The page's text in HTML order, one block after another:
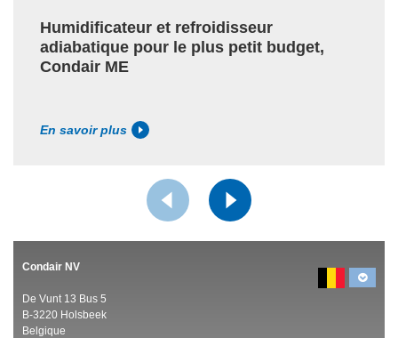
Humidificateur et refroidisseur
adiabatique pour le plus petit budget,
Condair ME
En savoir plus
Condair NV
De Vunt 13 Bus 5
B-3220 Holsbeek
Belgique